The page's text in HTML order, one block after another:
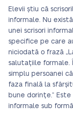
Elevii știu că
informale. Nu
unei scrisori
specifice pe care
niciodată o frază
salutațiile formale.
simplu persoanei
faza finală la
bune dorințe.”
informale sub